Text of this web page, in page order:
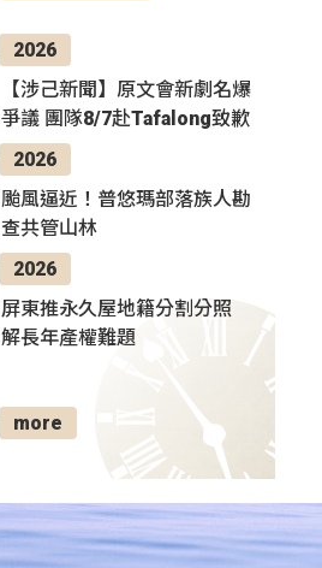
2026
【涉己新聞】原文會新劇名爆
爭議 團隊8/7赴Tafalong致歉
2026
颱風逼近！普悠瑪部落族人勘
查共管山林
2026
屏東推永久屋地籍分割分照
解長年產權難題
more